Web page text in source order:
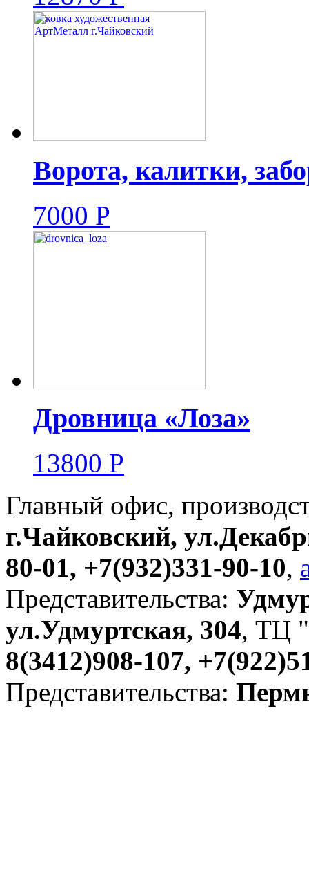
Ворота, калитки,
7000 Р
Дровница «Лоза»
13800 Р
Главный офис,
г.Чайковский,
80-01, +7(932)331-90-10,
Представительства:
ул.Удмуртская, 304, ТЦ
8(3412)908-107,
Представительства: